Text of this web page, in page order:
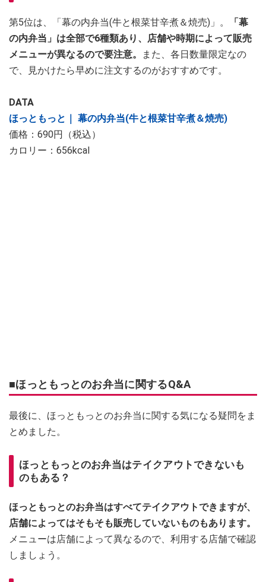
第5位は、「幕の内弁当(牛と根菜甘辛煮＆焼売)」。
「幕
の内弁当」は全部で6種類あり、店舗や時期によって販売
メニューが異なるので要注意。
また、各日数量限定なの
で、見かけたら早めに注文するのがおすすめです。
DATA
ほっともっと｜ 幕の内弁当(牛と根菜甘辛煮＆焼売)
価格：690円（税込）
カロリー：656kcal
■ほっともっとのお弁当に関するQ&A
最後に、ほっともっとのお弁当に関する気になる疑問をま
とめました。
ほっともっとのお弁当はテイクアウトできないも
のもある？
ほっともっとのお弁当はすべてテイクアウトできますが、
店舗によってはそもそも販売していないものもあります。
メニューは店舗によって異なるので、利用する店舗で確認
しましょう。